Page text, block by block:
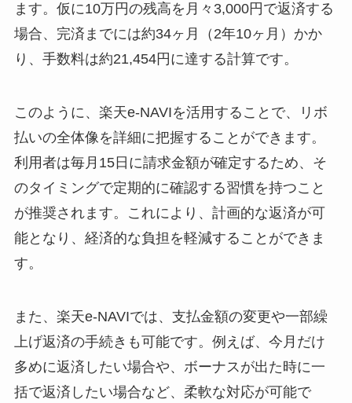
ます。仮に10万円の残高を月々3,000円で返済する
場合、完済までには約34ヶ月（2年10ヶ月）かか
り、手数料は約21,454円に達する計算です。
このように、楽天e-NAVIを活用することで、リボ
払いの全体像を詳細に把握することができます。
利用者は毎月15日に請求金額が確定するため、そ
のタイミングで定期的に確認する習慣を持つこと
が推奨されます。これにより、計画的な返済が可
能となり、経済的な負担を軽減することができま
す。
また、楽天e-NAVIでは、支払金額の変更や一部繰
上げ返済の手続きも可能です。例えば、今月だけ
多めに返済したい場合や、ボーナスが出た時に一
括で返済したい場合など、柔軟な対応が可能で